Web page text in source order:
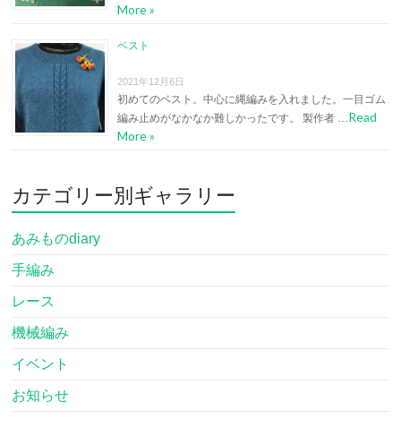
More »
ベスト
2021年12月6日
初めてのベスト。中心に縄編みを入れました。一目ゴム
編み止めがなかなか難しかったです。 製作者 …Read
More »
カテゴリー別ギャラリー
あみものdiary
手編み
レース
機械編み
イベント
お知らせ